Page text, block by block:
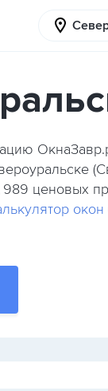
989 ценовых
окон